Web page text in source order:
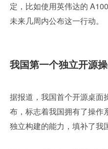
定，比如使用英伟达的
未来几周内公布这一行动。
我国第一个独立开源
据报道，我国首个开源桌面
布，标志着我国拥有了操作
独立构建的能力，填补了我